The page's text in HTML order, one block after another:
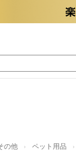
の他 ペット用品